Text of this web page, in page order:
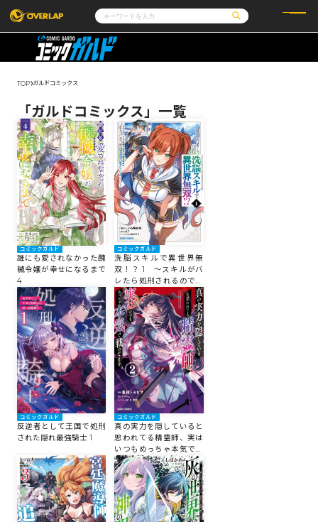
コミック
LiQulle
ライトノベル
コミックエッセイ
ポケットモンスター
アニメ
ゲーム
OVERLAP STORE
オーバーラップ広報室
企業
会社概要
採用情報
アクセス
オーバーラップホールディングス
お問い合わせはこちら
オーバーラップ文庫
オーバーラップノベルス
オーバーラップノベルスf
ロサージュノベルス
コミックガルド
コミッククリエ
TOP ガルドコミックス
「ガルドコミックス」一覧
コミックガルド
誰にも愛されなかった醜
穢令嬢が幸せになるまで
4
コミックガルド
洗脳スキルで異世界無
双！？ 1 ～スキルがバ
レたら処刑されるので健
全誠実に生きようとした
ら、なぜか美少女たちに
愛されている件について
～
コミックガルド
反逆者として王国で処刑
された隠れ最強騎士 1
コミックガルド
真の実力を隠していると
思われてる精霊師、実は
いつもめっちゃ本気で戦
ってます 2